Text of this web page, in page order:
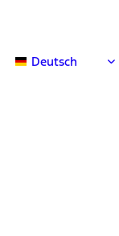
Deutsch
Deutsch